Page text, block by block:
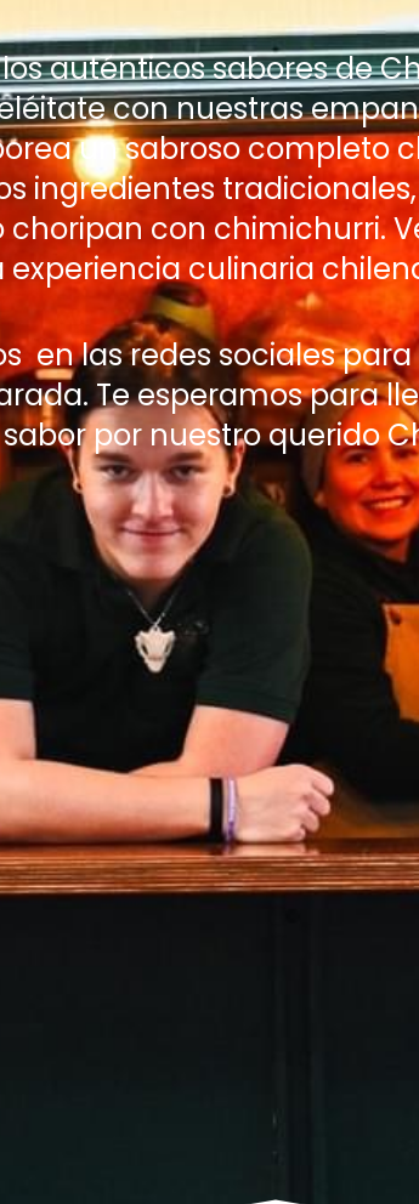
auténticos sabores de
con nuestras
un sabroso completo
ingredientes
choripan con chimichurri.
culinaria
en las redes sociales
Te esperamos para
sabor por nuestro querido